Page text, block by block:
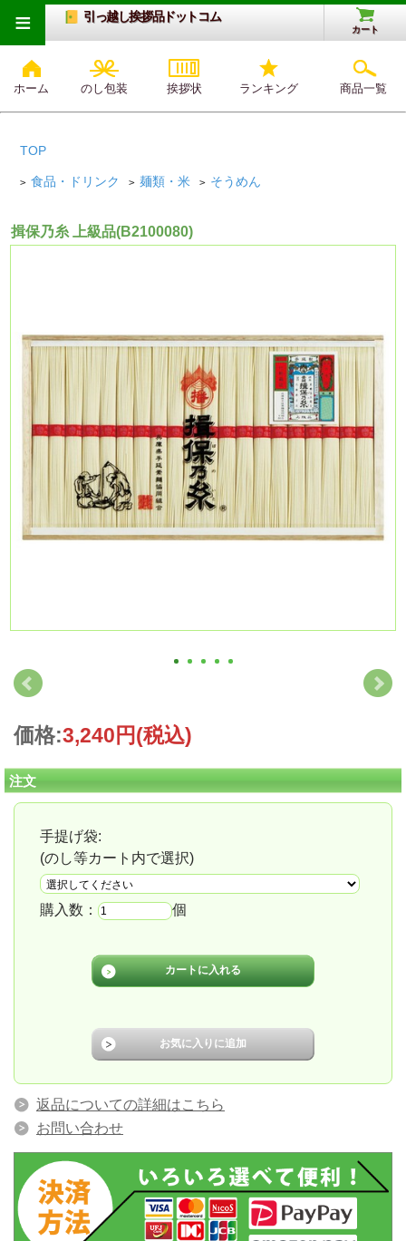
引っ越し挨拶品ドットコム
カート
ホーム のし包装 挨拶状 ランキング 商品一覧
≡
TOP
> 食品・ドリンク > 麺類・米 > そうめん
揖保乃糸 上級品(B2100080)
価格:3,240円(税込)
注文
手提げ袋:
(のし等カート内で選択)
購入数： 個
返品についての詳細はこちら
お問い合わせ